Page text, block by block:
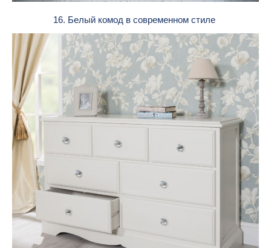
16. Белый комод в современном стиле